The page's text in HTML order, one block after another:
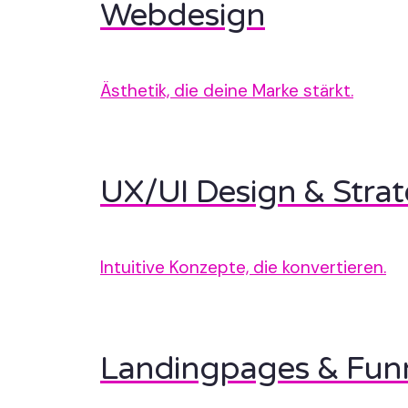
Webdesign
Ästhetik, die deine Marke stärkt.
UX/UI Design &
Intuitive Konzepte, die konvertieren.
Landingpages &